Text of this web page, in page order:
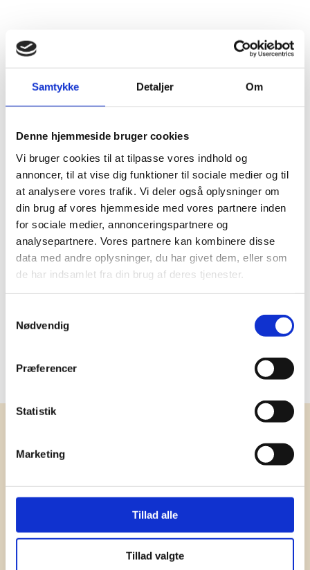
Samtykke Detaljer Om
Denne hjemmeside bruger cookies
Vi bruger cookies til at tilpasse vores indhold og
annoncer, til at vise dig funktioner til sociale medier og til
at analysere vores trafik. Vi deler også oplysninger om
din brug af vores hjemmeside med vores partnere inden
for sociale medier, annonceringspartnere og
analysepartnere. Vores partnere kan kombinere disse
data med andre oplysninger, du har givet dem, eller som
de har indsamlet fra din brug af deres tjenester.
Nødvendig
Præferencer
Statistik
Marketing
Tillad alle
Tillad valgte
HERRE
Dame Herre
Buy now
Min. purchase of 4 required
More information
Type
News and catalogue - once a month
Subscribe